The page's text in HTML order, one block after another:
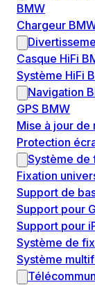
BMW
Chargeur
Casque HiFi
Système HiFi
Navigation
GPS BMW
Mise à jour de
Protection
Système de
Fixation
Support de
Support pour
Support pour
Système de
Système